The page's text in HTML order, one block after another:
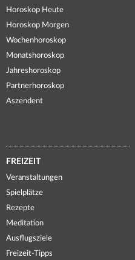
Horoskop Heute
Horoskop Morgen
Wochenhoroskop
Monatshoroskop
Jahreshoroskop
Partnerhoroskop
Aszendent
FREIZEIT
Veranstaltungen
Spielplätze
Rezepte
Meditation
Ausflugsziele
Freizeit-Tipps